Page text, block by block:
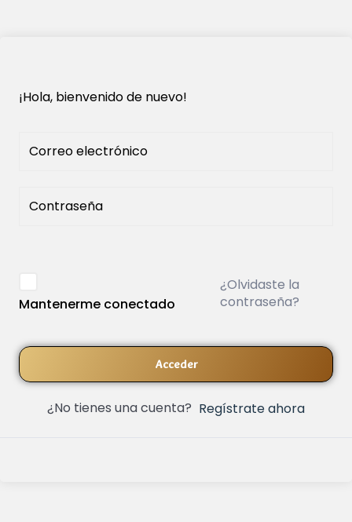
¡Hola, bienvenido de nuevo!
Mantenerme conectado
¿Olvidaste la
contraseña?
Acceder
¿No tienes una cuenta? Regístrate ahora